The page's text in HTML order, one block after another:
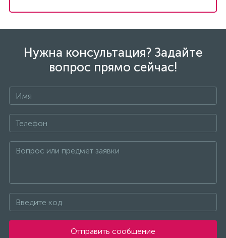
Нужна консультация? Задайте
вопрос прямо сейчас!
Отправить сообщение